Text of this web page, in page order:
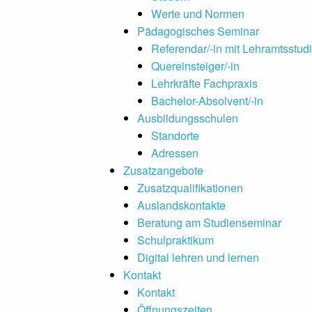
Werte und Normen
Pädagogisches Seminar
Referendar/-in mit
Quereinsteiger/-in
Lehrkräfte Fachpraxis
Bachelor-Absolvent/-in
Ausbildungsschulen
Standorte
Adressen
Zusatzangebote
Zusatzqualifikationen
Auslandskontakte
Beratung am Studienseminar
Schulpraktikum
Digital lehren und lernen
Kontakt
Kontakt